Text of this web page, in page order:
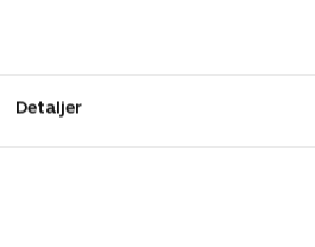
DetaljerHr. Krabbe masseproducerer
krabbeburgere, og det